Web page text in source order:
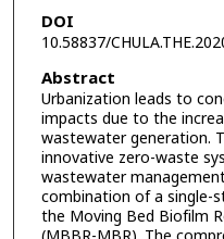
DOI
10.58837/
Abstract
Urbanization leads to
impacts due to the
wastewater generation.
innovative zero-waste
wastewater
combination of a single-
the Moving Bed Biofilm